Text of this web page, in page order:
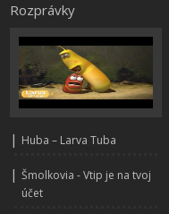
Rozprávky
| Huba – Larva Tuba
| Šmolkovia - Vtip je na tvoj
účet